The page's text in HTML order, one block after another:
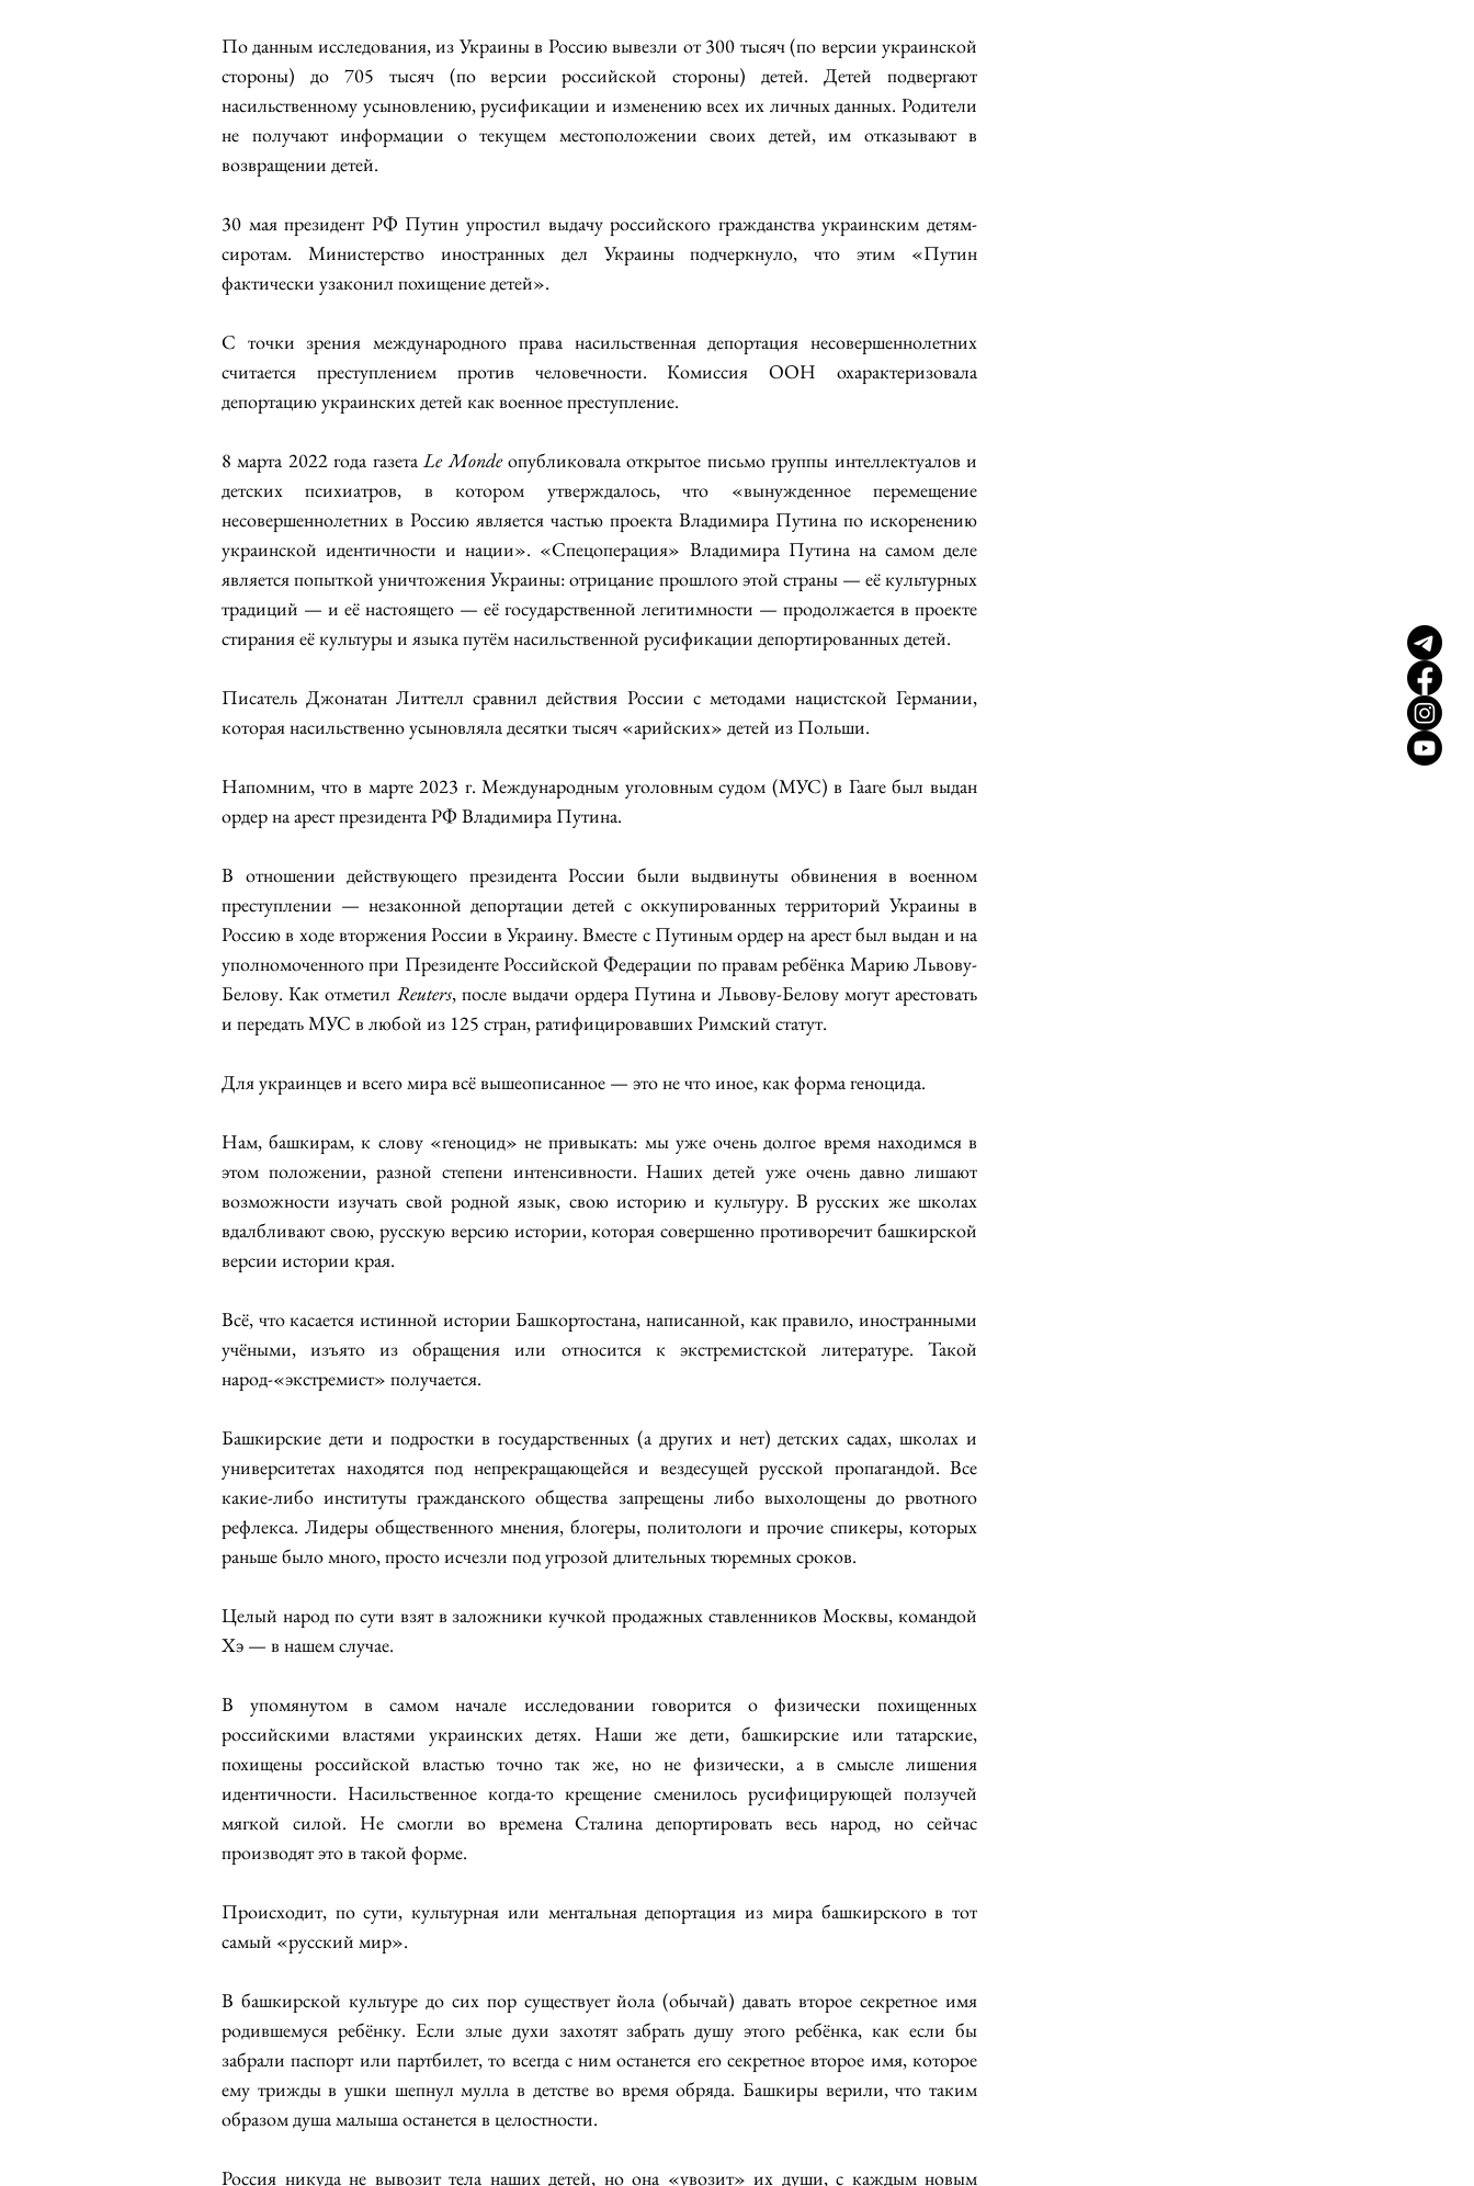
По данным исследования, из Украины в Россию вывезли от 300 тысяч (по версии украинской
стороны) до 705 тысяч (по версии российской стороны) детей. Детей подвергают
насильственному усыновлению, русификации и изменению всех их личных данных. Родители
не получают информации о текущем местоположении своих детей, им отказывают в
возвращении детей.
30 мая президент РФ Путин упростил выдачу российского гражданства украинским детям-
сиротам. Министерство иностранных дел Украины подчеркнуло, что этим «Путин
фактически узаконил похищение детей».
С точки зрения международного права насильственная депортация несовершеннолетних
считается преступлением против человечности. Комиссия ООН охарактеризовала
депортацию украинских детей как военное преступление.
8 марта 2022 года газета Le Monde опубликовала открытое письмо группы интеллектуалов и
детских психиатров, в котором утверждалось, что «вынужденное перемещение
несовершеннолетних в Россию является частью проекта Владимира Путина по искоренению
украинской идентичности и нации». «Спецоперация» Владимира Путина на самом деле
является попыткой уничтожения Украины: отрицание прошлого этой страны — её культурных
традиций — и её настоящего — её государственной легитимности — продолжается в проекте
стирания её культуры и языка путём насильственной русификации депортированных детей.
Писатель Джонатан Литтелл сравнил действия России с методами нацистской Германии,
которая насильственно усыновляла десятки тысяч «арийских» детей из Польши.
Напомним, что в марте 2023 г. Международным уголовным судом (МУС) в Гааге был выдан
ордер на арест президента РФ Владимира Путина.
В отношении действующего президента России были выдвинуты обвинения в военном
преступлении — незаконной депортации детей с оккупированных территорий Украины в
Россию в ходе вторжения России в Украину. Вместе с Путиным ордер на арест был выдан и на
уполномоченного при Президенте Российской Федерации по правам ребёнка Марию Львову-
Белову. Как отметил Reuters, после выдачи ордера Путина и Львову-Белову могут арестовать
и передать МУС в любой из 125 стран, ратифицировавших Римский статут.
Для украинцев и всего мира всё вышеописанное — это не что иное, как форма геноцида.
Нам, башкирам, к слову «геноцид» не привыкать: мы уже очень долгое время находимся в
этом положении, разной степени интенсивности. Наших детей уже очень давно лишают
возможности изучать свой родной язык, свою историю и культуру. В русских же школах
вдалбливают свою, русскую версию истории, которая совершенно противоречит башкирской
версии истории края.
Всё, что касается истинной истории Башкортостана, написанной, как правило, иностранными
учёными, изъято из обращения или относится к экстремистской литературе. Такой
народ-«экстремист» получается.
Башкирские дети и подростки в государственных (а других и нет) детских садах, школах и
университетах находятся под непрекращающейся и вездесущей русской пропагандой. Все
какие-либо институты гражданского общества запрещены либо выхолощены до рвотного
рефлекса. Лидеры общественного мнения, блогеры, политологи и прочие спикеры, которых
раньше было много, просто исчезли под угрозой длительных тюремных сроков.
Целый народ по сути взят в заложники кучкой продажных ставленников Москвы, командой
Хэ — в нашем случае.
В упомянутом в самом начале исследовании говорится о физически похищенных
российскими властями украинских детях. Наши же дети, башкирские или татарские,
похищены российской властью точно так же, но не физически, а в смысле лишения
идентичности. Насильственное когда-то крещение сменилось русифицирующей ползучей
мягкой силой. Не смогли во времена Сталина депортировать весь народ, но сейчас
производят это в такой форме.
Происходит, по сути, культурная или ментальная депортация из мира башкирского в тот
самый «русский мир».
В башкирской культуре до сих пор существует йола (обычай) давать второе секретное имя
родившемуся ребёнку. Если злые духи захотят забрать душу этого ребёнка, как если бы
забрали паспорт или партбилет, то всегда с ним останется его секретное второе имя, которое
ему трижды в ушки шепнул мулла в детстве во время обряда. Башкиры верили, что таким
образом душа малыша останется в целостности.
Россия никуда не вывозит тела наших детей, но она «увозит» их души, с каждым новым